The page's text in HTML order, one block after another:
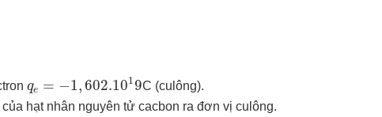
qe = −1,602.1019
,602.1019
C (culông).
hạt nhân nguyên tử cacbon ra đơn vị culông.